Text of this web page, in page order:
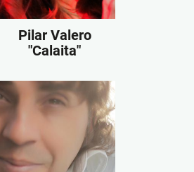
Pilar Valero
"Calaita"